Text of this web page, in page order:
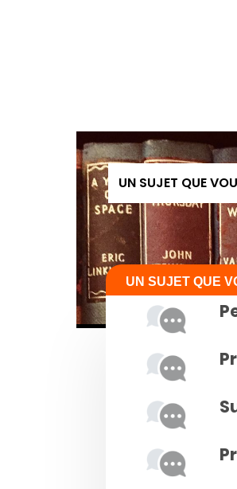
UN SUJET QUE
UN SUJET QUE